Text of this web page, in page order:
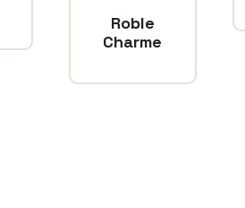
Roble
Charme